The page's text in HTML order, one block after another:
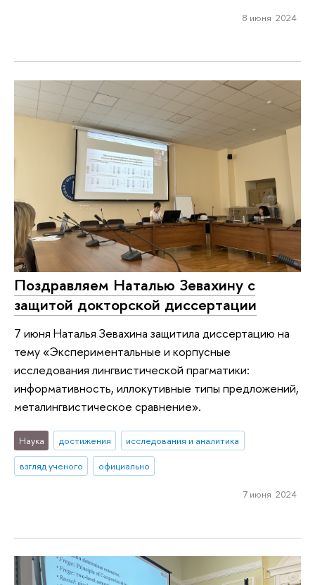
8 июня 2024
Поздравляем Наталью Зевахину с
защитой докторской диссертации
7 июня Наталья Зевахина защитила диссертацию на
тему «Экспериментальные и корпусные
исследования лингвистической прагматики:
информативность, иллокутивные типы предложений,
металингвистическое сравнение».
Наука достижения
исследования и аналитика
взгляд ученого
официально
7 июня 2024